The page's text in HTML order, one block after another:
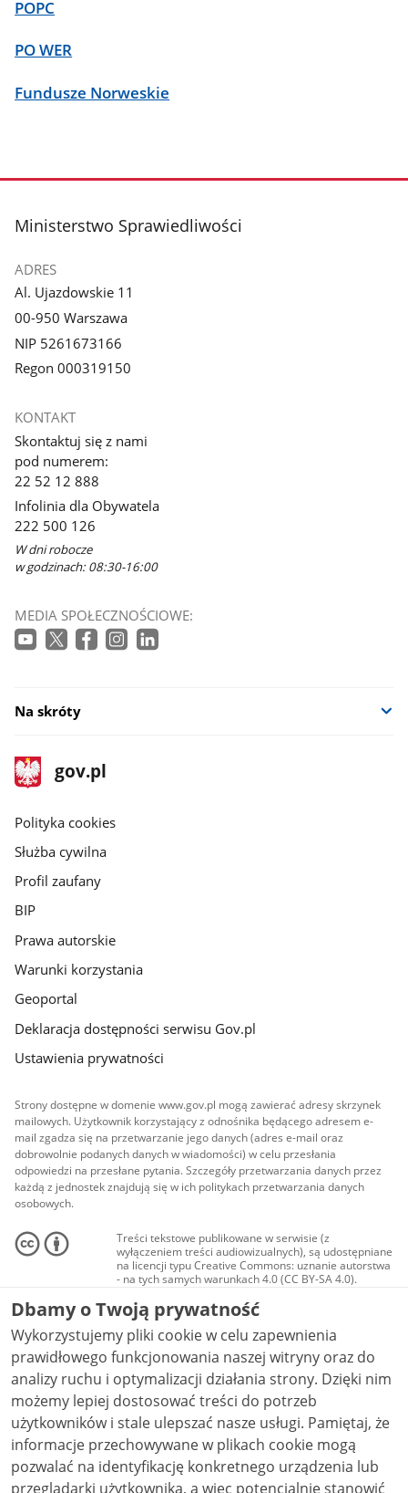
POPC
PO WER
Fundusze Norweskie
stopka
Ministerstwo Sprawiedliwości
ADRES
Al. Ujazdowskie 11
00-950 Warszawa
NIP 5261673166
Regon 000319150
KONTAKT
Skontaktuj się z nami
pod numerem:
22 52 12 888
Infolinia dla Obywatela
222 500 126
W dni robocze
w godzinach: 08:30-16:00
MEDIA SPOŁECZNOŚCIOWE:
Na skróty
stopka
gov.pl
Strona
gov.pl
gov.pl
Polityka cookies
Służba cywilna
Profil zaufany
BIP
Prawa autorskie
Warunki korzystania
Geoportal
Deklaracja dostępności serwisu Gov.pl
Ustawienia prywatności
Strony dostępne w domenie www.gov.pl mogą zawierać adresy skrzynek
mailowych. Użytkownik korzystający z odnośnika będącego adresem e-
mail zgadza się na przetwarzanie jego danych (adres e-mail oraz
dobrowolnie podanych danych w wiadomości) w celu przesłania
odpowiedzi na przesłane pytania. Szczegóły przetwarzania danych przez
każdą z jednostek znajdują się w ich politykach przetwarzania danych
osobowych.
Treści tekstowe publikowane w serwisie (z
wyłączeniem treści audiowizualnych), są udostępniane
na licencji typu Creative Commons: uznanie autorstwa
- na tych samych warunkach 4.0 (CC BY-SA 4.0).
Materiały audiowizualne, w tym zdjęcia, materiały
audio i wideo, są udostępniane na licencji typu
Creative Commons: uznanie autorstwa użycie
niekomercyjne - bez utworów zależnych 4.0 (CC BY-
NC-ND 4.0), o ile nie jest to stwierdzone inaczej.
Dbamy o Twoją prywatność
Wykorzystujemy pliki cookie w celu zapewnienia
prawidłowego funkcjonowania naszej witryny oraz do
analizy ruchu i optymalizacji działania strony. Dzięki nim
możemy lepiej dostosować treści do potrzeb
użytkowników i stale ulepszać nasze usługi. Pamiętaj, że
informacje przechowywane w plikach cookie mogą
pozwalać na identyfikację konkretnego urządzenia lub
przeglądarki użytkownika, a więc potencjalnie stanowić